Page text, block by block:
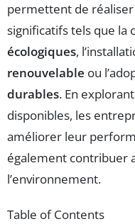
permettent de
significatifs tels que la
écologiques,
renouvelable ou
durables. En
disponibles, les
améliorer leur
également contribuer
l’environnement.
Table of Contents